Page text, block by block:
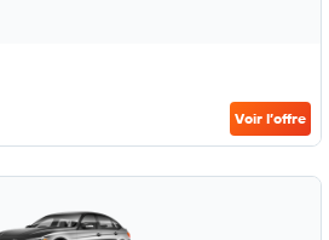
Voir l’offre